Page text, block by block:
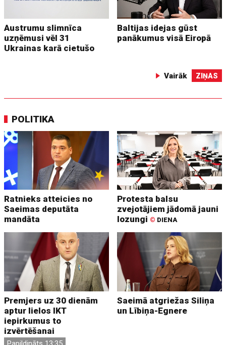
Austrumu slimnīca
uzņēmusi vēl 31
Ukrainas karā cietušo
Baltijas idejas gūst
panākumus visā Eiropā
Vairāk ZIŅAS
POLITIKA
Ratnieks atteicies no
Saeimas deputāta
mandāta
Protesta balsu
zvejotājiem jādomā jauni
lozungi © DIENA
Premjers uz 30 dienām
aptur lielos IKT
iepirkumus to
izvērtēšanai
Saeimā atgriežas Siliņa
un Lībiņa-Egnere